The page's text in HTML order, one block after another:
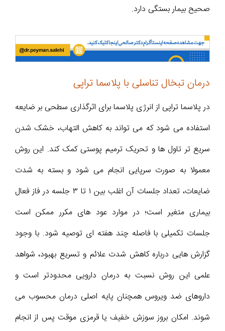
صحیح بیمار بستگی دارد.
درمان تبخال تناسلی با پلاسما تراپی
در پلاسما تراپی از انرژی پلاسما برای اثرگذاری سطحی بر ضایعه
استفاده می شود که می تواند به کاهش التهاب، خشک شدن
سریع تر تاول ها و تحریک ترمیم پوستی کمک کند. این روش
معمولا به صورت سرپایی انجام می شود و بسته به شدت
ضایعات، تعداد جلسات آن اغلب بین ۱ تا ۳ جلسه در فاز فعال
بیماری متغیر است؛ در موارد عود های مکرر ممکن است
جلسات تکمیلی با فاصله چند هفته ای توصیه شود. با وجود
گزارش هایی درباره کاهش شدت علائم و تسریع بهبود، شواهد
علمی این روش نسبت به درمان دارویی محدودتر است و
داروهای ضد ویروس همچنان پایه اصلی درمان محسوب می
شوند. امکان بروز سوزش خفیف یا قرمزی موقت پس از انجام